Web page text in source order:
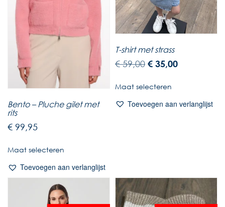
Bento – Pluche gilet met
rits
€ 99,95
Maat selecteren
Toevoegen aan verlanglijst
T-shirt met strass
€59,00 € 35,00
Maat selecteren
Toevoegen aan verlanglijst